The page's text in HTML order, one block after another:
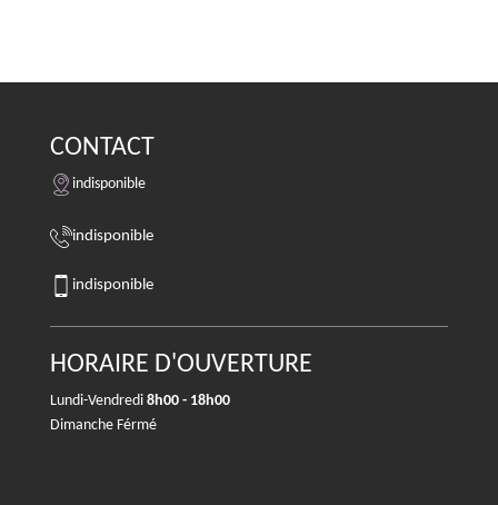
CONTACT
indisponible
indisponible
indisponible
HORAIRE D'OUVERTURE
Lundi-Vendredi 8h00 - 18h00
Dimanche Férmé